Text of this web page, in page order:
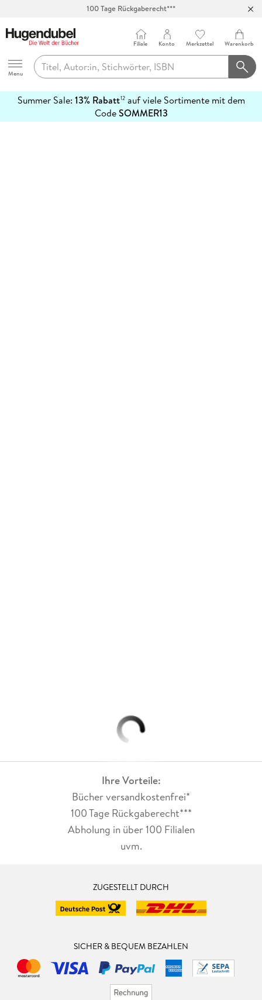
100 Tage Rückgaberecht***
Hugendubel
Menu
Filiale Konto Merkzettel Warenkorb
Summer Sale: 13% Rabatt12auf viele Sortimente mit dem
CodeSOMMER13
erfahren
Ihre Vorteile:
Bücher versandkostenfrei*
100 Tage Rückgaberecht***
Abholung in über 100 Filialen
uvm.
ZUGESTELLT DURCH
SICHER & BEQUEM BEZAHLEN